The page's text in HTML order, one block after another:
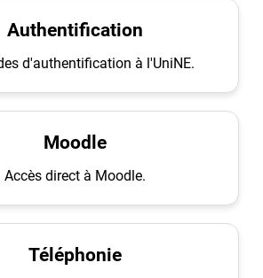
Authentification
d'authentification à l'UniNE.
Moodle
Accès direct à Moodle.
Téléphonie